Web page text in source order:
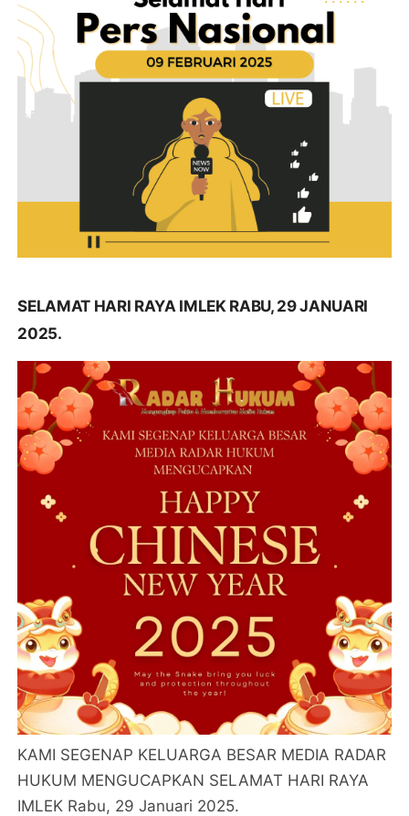
SELAMAT HARI RAYA IMLEK RABU, 29 JANUARI
2025.
KAMI SEGENAP KELUARGA BESAR MEDIA RADAR
HUKUM MENGUCAPKAN SELAMAT HARI RAYA
IMLEK Rabu, 29 Januari 2025.